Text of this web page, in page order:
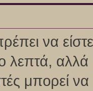
να
λεπτά,
μπορεί